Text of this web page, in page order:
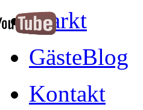
Markt
GästeBlog
Kontakt